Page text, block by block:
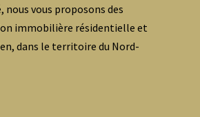
vous proposons des
immobilière résidentielle et
dans le territoire du Nord-